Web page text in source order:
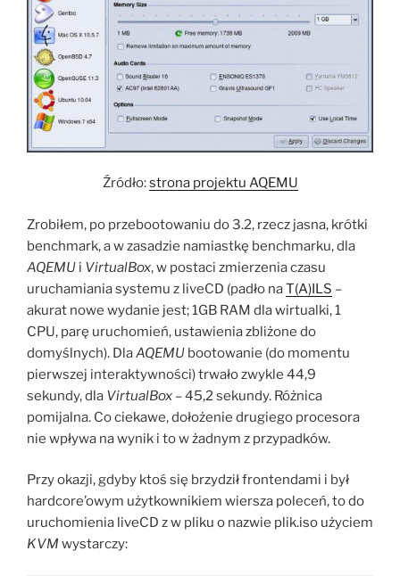
Źródło:strona projektu AQEMU
Zrobiłem, po przebootowaniu do 3.2, rzecz jasna, krótki
benchmark, a w zasadzie namiastkę benchmarku, dla
AQEMU i VirtualBox, w postaci zmierzenia czasu
uruchamiania systemu z liveCD (padło naT(A)ILS –
akurat nowe wydanie jest; 1GB RAM dla wirtualki, 1
CPU, parę uruchomień, ustawienia zbliżone do
domyślnych). DlaAQEMU bootowanie (do momentu
pierwszej interaktywności) trwało zwykle 44,9
sekundy, dla VirtualBox – 45,2 sekundy. Różnica
pomijalna. Co ciekawe, dołożenie drugiego procesora
nie wpływa na wynik i to w żadnym z przypadków.
Przy okazji, gdyby ktoś się brzydził frontendami i był
hardcore’owym użytkownikiem wiersza poleceń, to do
uruchomienia liveCD z w pliku o nazwie plik.iso użyciem
KVM wystarczy: